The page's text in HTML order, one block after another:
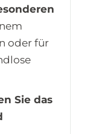
oder für
Sie das